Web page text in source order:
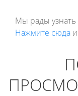
Мы рады
Нажмите сюда